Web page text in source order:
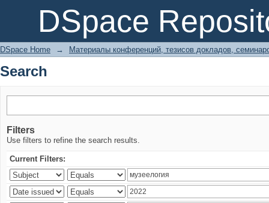
DSpace
Search
DSpace Home → Материалы конференций, тезисов докладов,
Search
Filters
Use filters to refine the search results.
Current Filters: